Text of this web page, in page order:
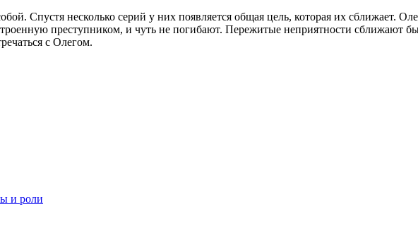
Спустя несколько серий у них появляется общая цель, которая их сближает.
преступником, и чуть не погибают. Пережитые неприятности сближают
с Олегом.
и роли